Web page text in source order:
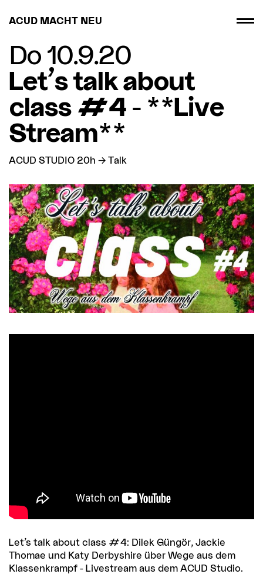
ACUD MACHT NEU
Do 10.9.20
Let’s talk about
class #4 - **Live
Stream**
ACUD STUDIO 20h → Talk
Let’s talk about class #4: Dilek Güngör, Jackie
Thomae und Katy Derbyshire über Wege aus dem
Klassenkrampf - Livestream aus dem ACUD Studio.